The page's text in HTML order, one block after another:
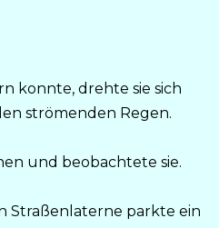
konnte, drehte sie sich
strömenden Regen.
und beobachtete sie.
Straßenlaterne parkte ein